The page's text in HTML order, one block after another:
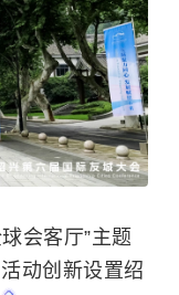
会客厅”主题
动创新设置绍